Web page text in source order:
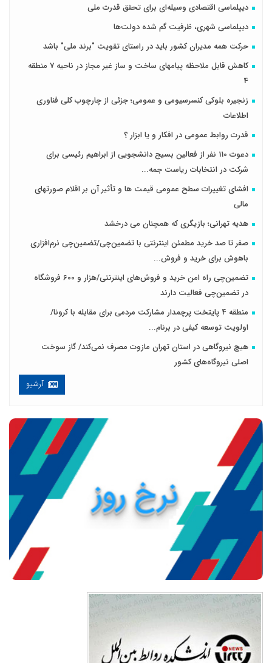
دیپلماسی اقتصادی وسیله‌ای برای تحقق قدرت ملی
دیپلماسی شهری، ظرفیت گم شده دولت‌ها
حرکت همه مدیران کشور باید در راستای تقویت "برند ملی" باشد
کاهش قابل ملاحظه پیامهای ساخت و ساز غیر مجاز در ناحیه 7 منطقه
4
زنجیره بلوکی کنسرسیومی و عمومی؛ جزئی از چارچوب کلی فناوری
اطلاعات
قدرت روابط عمومی در افکار و یا ابزار ؟
دعوت 110 نفر از فعالین بسیج دانشجویی از ابراهیم رئیسی برای
شرکت در انتخابات ریاست جمه...
افشای تغییرات سطح عمومی قیمت ها و تأثیر آن بر اقلام صورتهای
مالی
هدیه تهرانی؛ بازیگری که همچنان می درخشد
صفر تا صد خرید مطمئن اینترنتی با تضمین‌چی/تضمین‌چی نرم‌افزاری
باهوش برای خرید و فروش‌...
تضمین‌چی راه امن خرید و فروش‌های اینترنتی/هزار و ۶۰۰ فروشگاه
در تضمین‌چی فعالیت دارند
منطقه 4 پایتخت پرچمدار مشارکت مردمی برای مقابله با کرونا/
اولویت توسعه کیفی در برنام...
هیچ نیروگاهی در استان تهران مازوت مصرف نمی‌کند/ گاز سوخت
اصلی نیروگاه‌های کشور
آرشیو